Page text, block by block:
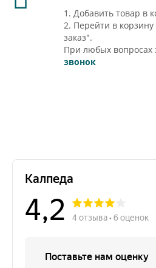
1. Добавить товар в
2. Перейти в
заказ".
При любых вопросах
звонок